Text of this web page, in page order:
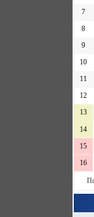
7
8
9
10
11
12
13
14
15
16